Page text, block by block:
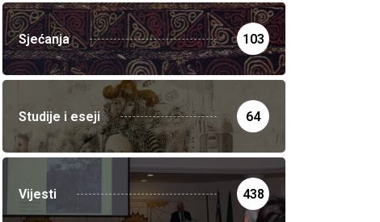
Sjećanja 103
Studije i eseji 64
Vijesti 438